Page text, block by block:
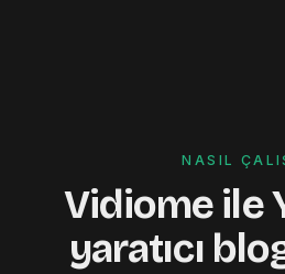
NASIL
Vidiome ile
yaratıcı